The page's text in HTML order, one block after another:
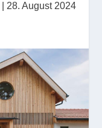
28. August 2024